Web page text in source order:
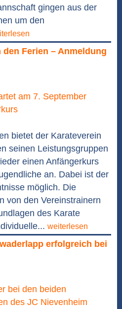
gingen aus der
um den
Ferien – Anmeldung
bietet der Karateverein
seinen Leistungsgruppen
einen Anfängerkurs
an. Dabei ist der
möglich. Die
von den Vereinstrainern
des Karate
weiterlesen
erfolgreich bei